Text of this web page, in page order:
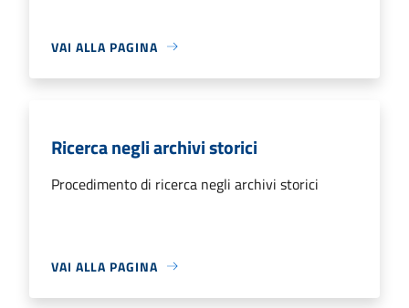
VAI ALLA PAGINA
Ricerca negli archivi storici
Procedimento di ricerca negli archivi storici
VAI ALLA PAGINA